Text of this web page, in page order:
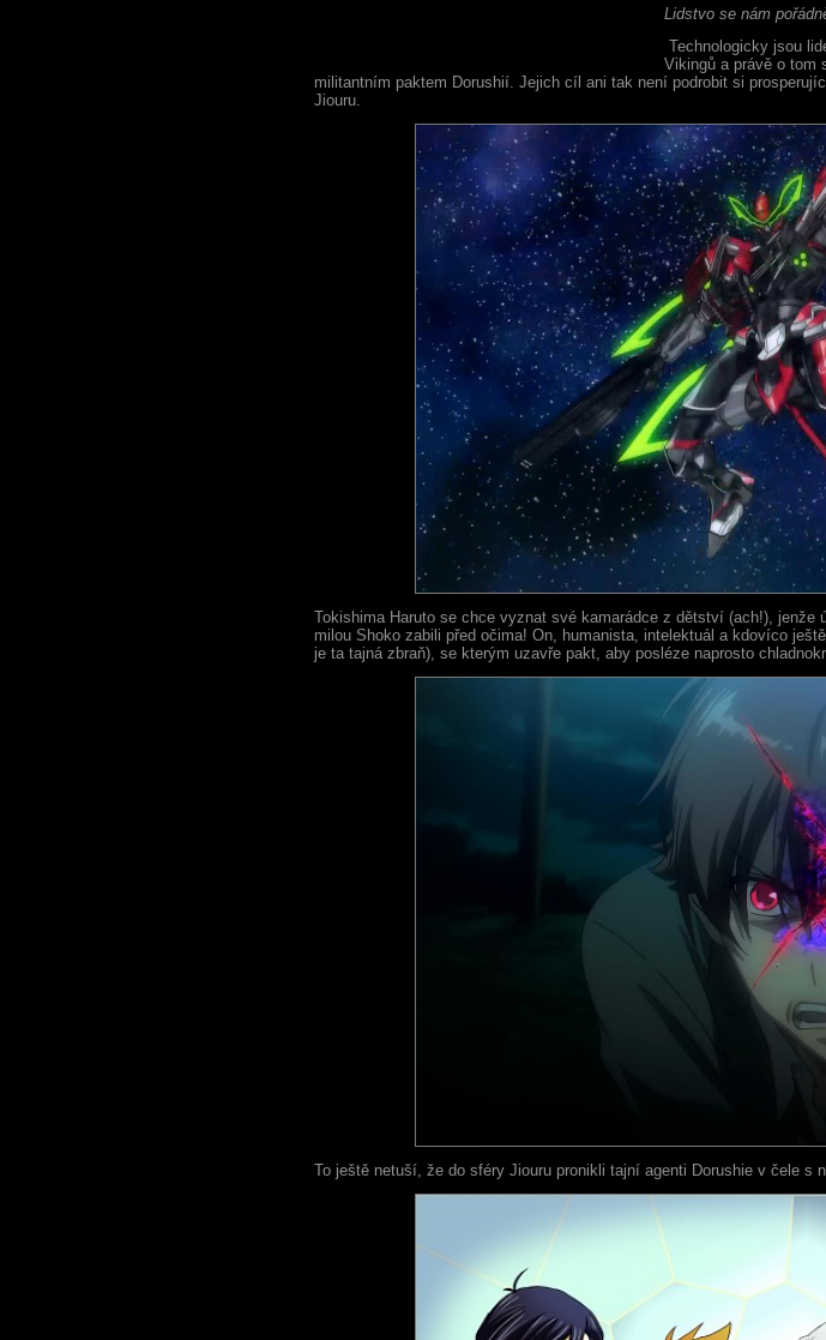
Lidstvo se nám
Technologicky jsou
Vikingů a právě o tom
militantním paktem Dorushií. Jejich cíl ani tak není podrobit si
Jiouru.
Tokishima Haruto se chce vyznat své kamarádce z dětství (ach!),
milou Shoko zabili před očima! On, humanista, intelektuál a kdovíco
je ta tajná zbraň), se kterým uzavře pakt, aby posléze naprosto
To ještě netuší, že do sféry Jiouru pronikli tajní agenti Dorushie v čele